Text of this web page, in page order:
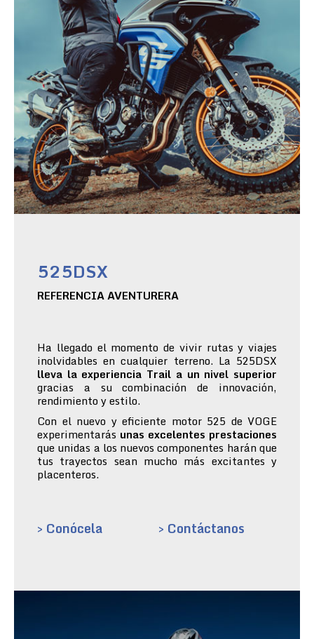
525DSX
REFERENCIA AVENTURERA
Ha llegado el momento de vivir rutas y viajes
inolvidables en cualquier terreno. La 525DSX
lleva la experiencia Trail a un nivel superior
gracias a su combinación de innovación,
rendimiento y estilo.
Con el nuevo y eficiente motor 525 de VOGE
experimentarás unas excelentes prestaciones
que unidas a los nuevos componentes harán que
tus trayectos sean mucho más excitantes y
placenteros.
> Conócela > Contáctanos